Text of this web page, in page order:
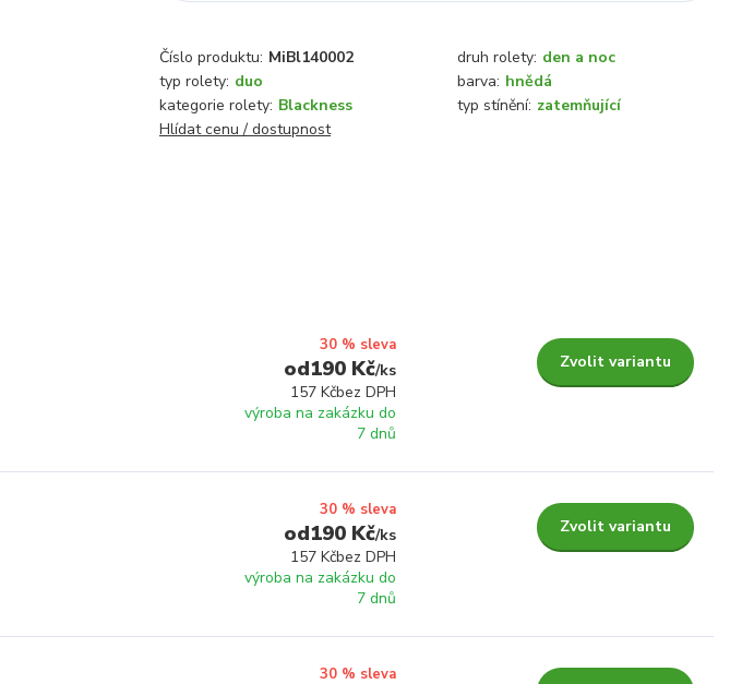
Číslo produktu: MiBl140002 druh rolety: den a noc
typ rolety: duo barva: hnědá
kategorie rolety: Blackness typ stínění: zatemňující
Hlídat cenu / dostupnost
30 % sleva
190 Kč/ks
157 Kčbez DPH
výroba na zakázku do
7 dnů
Zvolit variantu
30 % sleva
190 Kč/ks
157 Kčbez DPH
výroba na zakázku do
7 dnů
Zvolit variantu
30 % sleva